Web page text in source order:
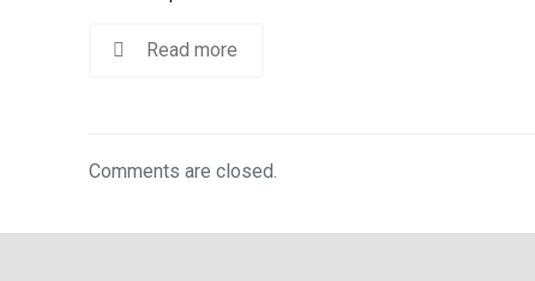
Read more
Comments are closed.